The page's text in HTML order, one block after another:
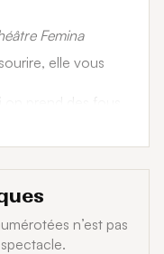
Femina
elle vous
prend des fous
des apparences.
atypique,
et
étonner !
n’est pas